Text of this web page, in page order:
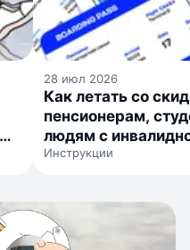
28 июл 2026
Как летать со
пенсионерам,
людям с
детям
Инструкции